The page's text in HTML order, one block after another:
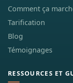
Comment ça
Tarification
Blog
Témoignages
RESSOURCES ET